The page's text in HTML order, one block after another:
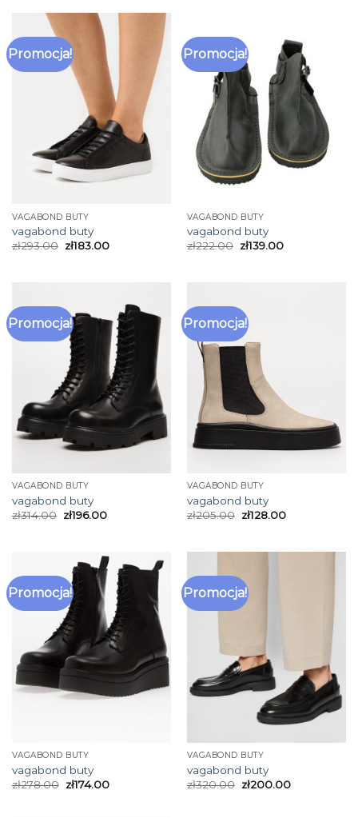
Promocja!
VAGABOND BUTY
vagabond buty
zł293.00 zł183.00
Promocja!
VAGABOND BUTY
vagabond buty
zł222.00 zł139.00
Promocja!
VAGABOND BUTY
vagabond buty
zł314.00 zł196.00
Promocja!
VAGABOND BUTY
vagabond buty
zł205.00 zł128.00
Promocja!
VAGABOND BUTY
vagabond buty
zł278.00 zł174.00
Promocja!
VAGABOND BUTY
vagabond buty
zł320.00 zł200.00